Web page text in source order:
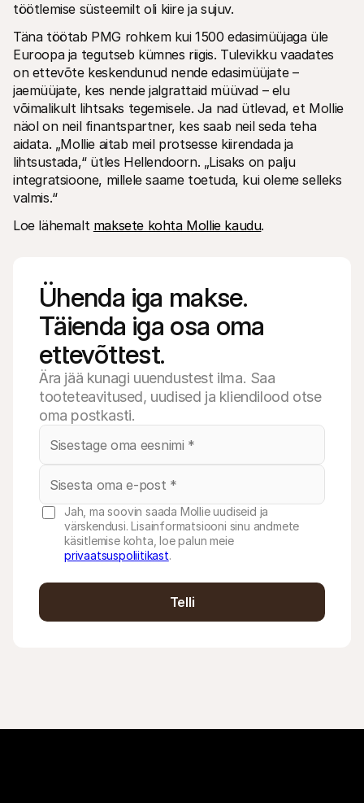
töötlemise süsteemilt oli kiire ja sujuv.
Täna töötab PMG rohkem kui 1500 edasimüüjaga üle
Euroopa ja tegutseb kümnes riigis. Tulevikku vaadates
on ettevõte keskendunud nende edasimüüjate –
jaemüüjate, kes nende jalgrattaid müüvad – elu
võimalikult lihtsaks tegemisele. Ja nad ütlevad, et Mollie
näol on neil finantspartner, kes saab neil seda teha
aidata. „Mollie aitab meil protsesse kiirendada ja
lihtsustada,“ ütles Hellendoorn. „Lisaks on palju
integratsioone, millele saame toetuda, kui oleme selleks
valmis.“
Loe lähemalt maksete kohta Mollie kaudu.
Ühenda iga makse.
Täienda iga osa oma
ettevõttest.
Ära jää kunagi uuendustest ilma. Saa
tooteteavitused, uudised ja kliendilood otse
oma postkasti.
Jah, ma soovin saada Mollie uudiseid ja
värskendusi. Lisainformatsiooni sinu andmete
käsitlemise kohta, loe palun meie
privaatsuspoliitikast.
Telli